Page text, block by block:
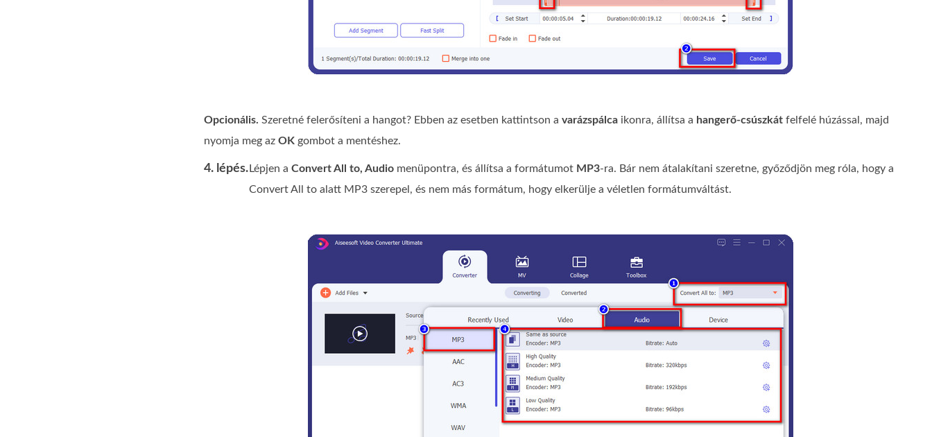
Opcionális. Szeretné felerősíteni a hangot? Ebben az esetben kattintson a varázspálca ikonra, állítsa a hangerő-csúszkát felfelé húzással, majd
nyomja meg az OK gombot a mentéshez.
4. lépés. Lépjen a Convert All to, Audio menüpontra, és állítsa a formátumot MP3-ra. Bár nem átalakítani szeretne, győződjön meg róla, hogy a
Convert All to alatt MP3 szerepel, és nem más formátum, hogy elkerülje a véletlen formátumváltást.